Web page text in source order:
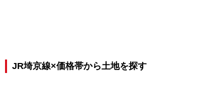
JR埼京線×価格帯から土地を探す